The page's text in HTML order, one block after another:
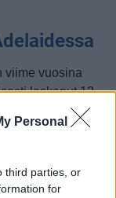
Personal
third parties, or
for
viime vuosina
laskenut 12
näkee,
lämpötila